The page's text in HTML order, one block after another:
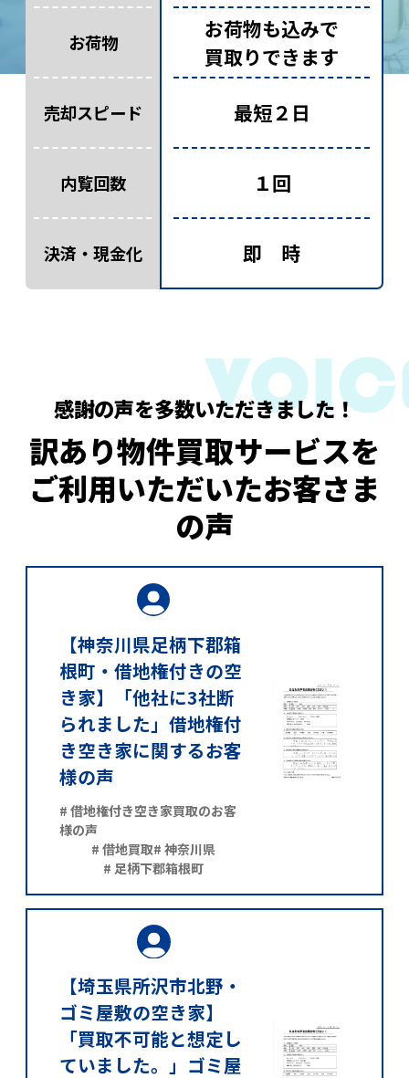
お荷物
売却スピード
内覧回数
決済・現金化
お荷物も込みで
買取りできます
最短２日
１回
即 時
感謝の声を多数いただきました！
訳あり物件買取サービスを
ご利用いただいたお客さま
の声
【神奈川県足柄下郡箱
根町・借地権付きの空
き家】「他社に3社断
られました」借地権付
き空き家に関するお客
様の声
# 借地権付き空き家買取のお客
様の声
# 借地買取# 神奈川県
# 足柄下郡箱根町
【埼玉県所沢市北野・
ゴミ屋敷の空き家】
「買取不可能と想定し
ていました。」ゴミ屋